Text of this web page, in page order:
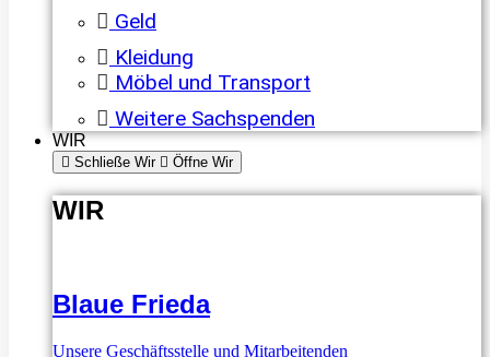
Geld
Kleidung
Möbel und Transport
Weitere Sachspenden
WIR
Schließe Wir Öffne Wir
WIR
Blaue Frieda
Unsere Geschäftsstelle und Mitarbeitenden